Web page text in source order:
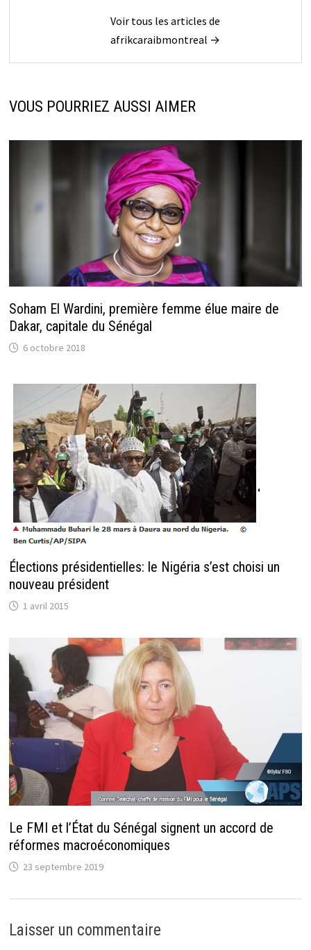
Voir tous les articles de
afrikcaraibmontreal →
VOUS POURRIEZ AUSSI AIMER
Soham El Wardini, première femme élue maire de
Dakar, capitale du Sénégal
6 octobre 2018
Élections présidentielles: le Nigéria s’est choisi un
nouveau président
1 avril 2015
Le FMI et l’État du Sénégal signent un accord de
réformes macroéconomiques
23 septembre 2019
Laisser un commentaire